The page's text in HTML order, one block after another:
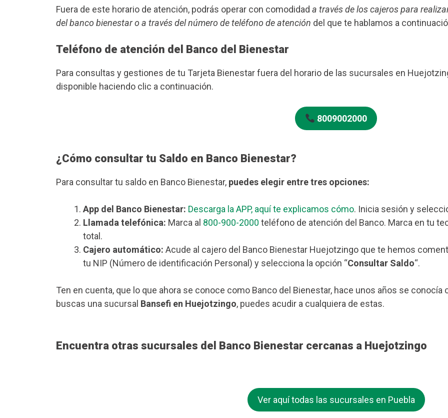
Fuera de este horario de atención, podrás operar con comodidad a través de los cajeros para
del banco bienestar o a través del número de teléfono de atención del que te hablamos a
Teléfono de atención del Banco del Bienestar
Para consultas y gestiones de tu Tarjeta Bienestar fuera del horario de las sucursales en
disponible haciendo clic a continuación.
8009002000
¿Cómo consultar tu Saldo en Banco Bienestar?
Para consultar tu saldo en Banco Bienestar, puedes elegir entre tres opciones:
App del Banco Bienestar: Descarga la APP, aquí te explicamos cómo. Inicia sesión y
Llamada telefónica: Marca al 800-900-2000 teléfono de atención del Banco. Marca en tu
total.
Cajero automático: Acude al cajero del Banco Bienestar Huejotzingo que te hemos
tu NIP (Número de identificación Personal) y selecciona la opción “Consultar Saldo“.
Ten en cuenta, que lo que ahora se conoce como Banco del Bienestar, hace unos años se
buscas una sucursal Bansefi en Huejotzingo, puedes acudir a cualquiera de estas.
Encuentra otras sucursales del Banco Bienestar cercanas a Huejotzingo
Ver aquí todas las sucursales en Puebla